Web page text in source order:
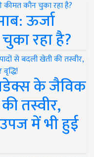
ऊर्जा
रहा है?
के जैविक
तस्वीर,
में भी हुई